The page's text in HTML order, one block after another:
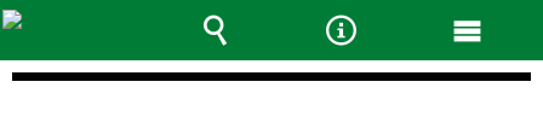
WyszukiwarkaNarzędziaMenu